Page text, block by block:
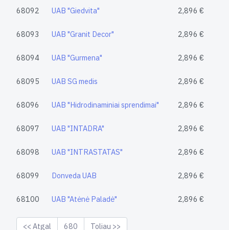
68092 UAB "Giedvita" 2,896 €
68093 UAB "Granit Decor" 2,896 €
68094 UAB "Gurmena" 2,896 €
68095 UAB SG medis 2,896 €
68096 UAB "Hidrodinaminiai sprendimai" 2,896 €
68097 UAB "INTADRA" 2,896 €
68098 UAB "INTRASTATAS" 2,896 €
68099 Donveda UAB 2,896 €
68100 UAB "Atėnė Paladė" 2,896 €
<< Atgal 680 Toliau >>